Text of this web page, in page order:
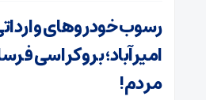
رسوب خودرو‌های
امیرآباد‌؛ بروکراسی
مردم!